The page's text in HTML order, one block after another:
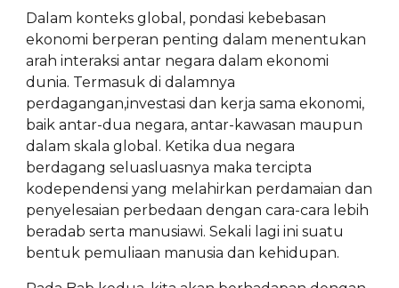
Dalam konteks global, pondasi kebebasan
ekonomi berperan penting dalam menentukan
arah interaksi antar negara dalam ekonomi
dunia. Termasuk di dalamnya
perdagangan,investasi dan kerja sama ekonomi,
baik antar-dua negara, antar-kawasan maupun
dalam skala global. Ketika dua negara
berdagang seluasluasnya maka tercipta
kodependensi yang melahirkan perdamaian dan
penyelesaian perbedaan dengan cara-cara lebih
beradab serta manusiawi. Sekali lagi ini suatu
bentuk pemuliaan manusia dan kehidupan.